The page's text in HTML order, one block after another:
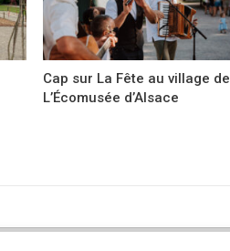
Cap sur La Fête au village de
L’Écomusée d’Alsace